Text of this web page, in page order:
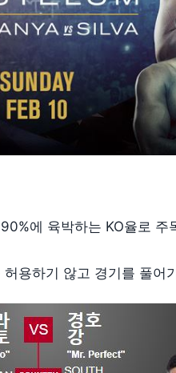
에 육박하는 KO율로 주
용하기 않고 경기를 풀어